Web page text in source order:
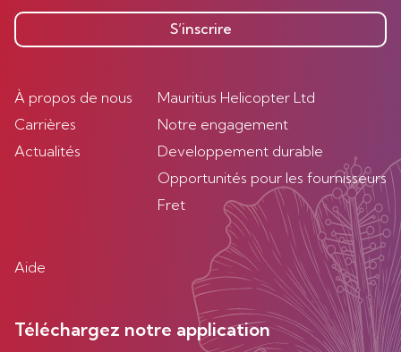
S’inscrire
À propos de nous
Carrières
Actualités
Mauritius Helicopter Ltd
Notre engagement
Developpement durable
Opportunités pour les fournisseurs
Fret
Aide
Téléchargez notre application